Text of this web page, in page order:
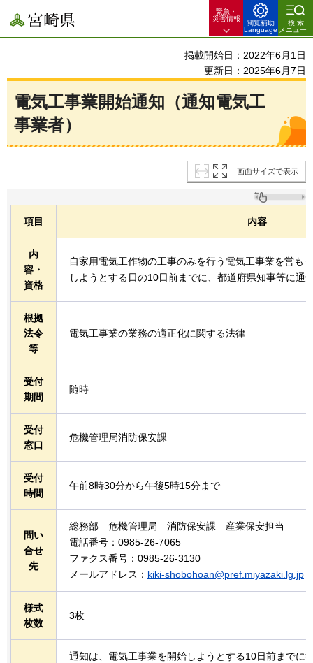
宮崎県
緊急・
災害情報
閲覧補助
Language
検索
メニュー
掲載開始日：2022年6月1日
更新日：2025年6月7日
電気工事業開始通知（通知電気工
事業者）
画面サイズで表示
項目 内容
内
容・
資格
自家用電気工作物の工事のみを行う電気工事業を営も
しようとする日の10日前までに、都道府県知事等に通
根拠
法令
等
電気工事業の業務の適正化に関する法律
受付
期間
随時
受付
窓口
危機管理局消防保安課
受付
時間
午前8時30分から午後5時15分まで
問い
合せ
先
総務部 危機管理局 消防保安課
産業保安担当
電話番号：0985-26-7065
ファクス番号：0985-26-3130
メールアドレス： kiki-shobohoan@pref.miyazaki.lg.jp
様式
枚数
3枚
通知は、電気工事業を開始しようとする10日前までに